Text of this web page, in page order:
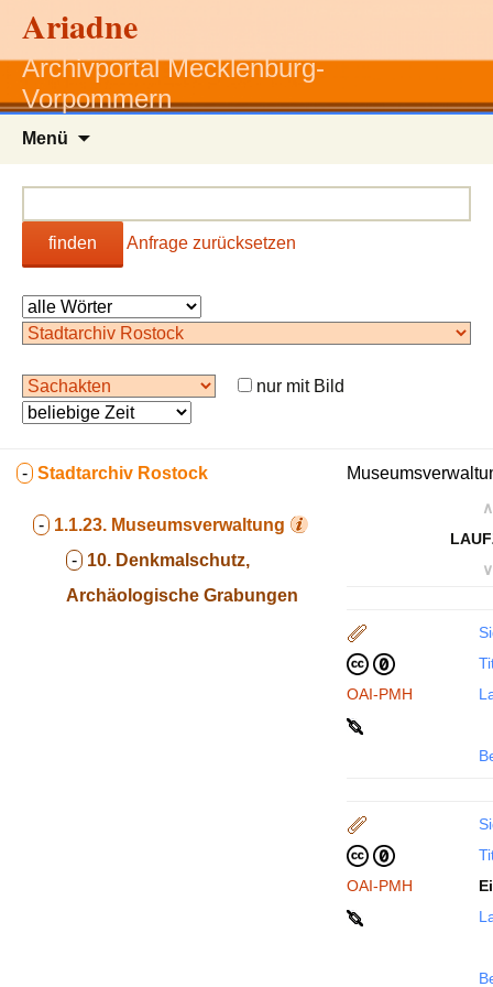
Ariadne
Archivportal Mecklenburg-
Vorpommern
Menü
finden Anfrage zurücksetzen
nur mit Bild
- Stadtarchiv Rostock
- 1.1.23. Museumsverwaltung
- 10. Denkmalschutz,
Archäologische Grabungen
∧
∨
OAI-PMH
OAI-PMH